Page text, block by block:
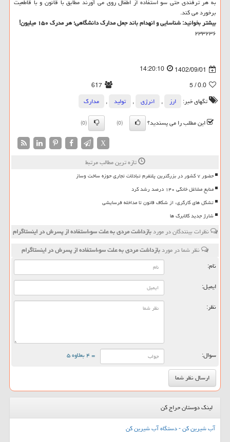
برخورد می کند.
بیشتر بخوانید:شناسایی و انهدام باند جعل مدارک دانشگاهی؛ هر مدرک ۱۵۰ میلیون!
۲۳۳۲۳۶
1402/09/01
14:20:10
0.0
/ 5
617
تگهای خبر:
ارز , انرژی , تولید ,
مدارك
این مطلب را می پسندید؟
(0)
(0)
X
تازه ترین مطالب مرتبط
حضور ۷ کشور در بزرگترین پلتفرم تبادلات تجاری حوزه ساخت وساز
منابع مشاغل خانگی ۱۴۰ درصد رشد کرد
تشکل های کارگری، از شکاف قانون تا مداخله فرسایشی
شارژ جدید کالابرگ ها
نظرات بینندگان در موردبازداشت مردی به علت سوءاستفاده از پسرش در اینستاگرام
نظر شما در موردبازداشت مردی به علت سوءاستفاده از پسرش در اینستاگرام
نام:
ایمیل:
نظر:
سوال: = ۴ بعلاوه ۵
لینک دوستان حراج کن
آب شیرین کن - دستگاه آب شیرین کن